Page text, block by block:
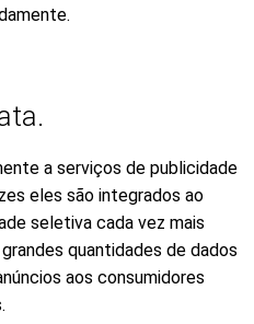
a serviços de publicidade
eles são integrados ao
seletiva cada vez mais
quantidades de dados
aos consumidores